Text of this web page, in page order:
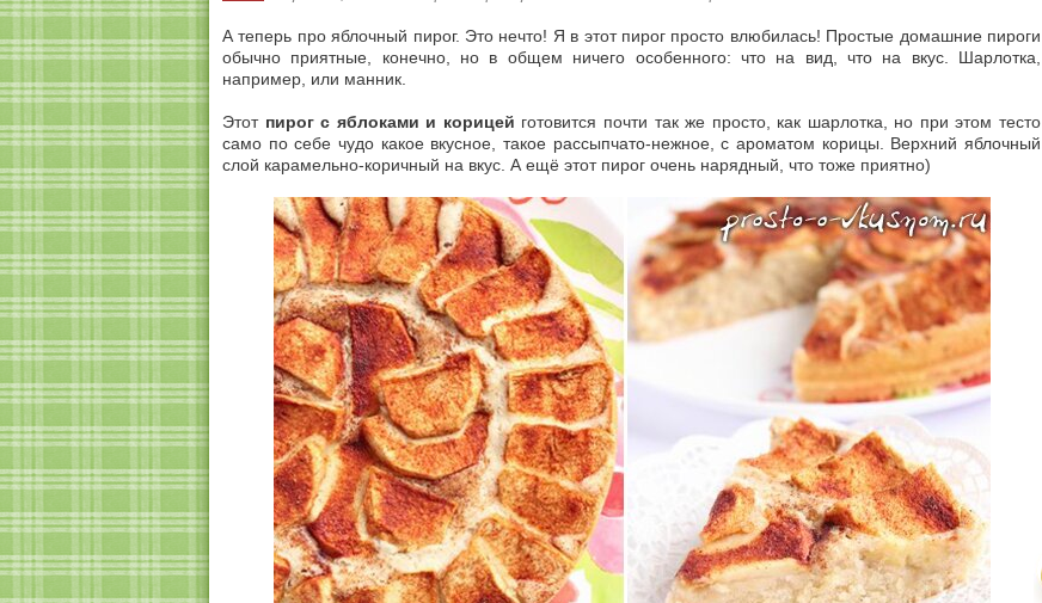
А теперь про яблочный пирог. Это нечто! Я в этот пирог просто влюбилась! Простые домашние пироги
обычно приятные, конечно, но в общем ничего особенного: что на вид, что на вкус. Шарлотка,
например, или манник.
Этот пирог с яблоками и корицей готовится почти так же просто, как шарлотка, но при этом тесто
само по себе чудо какое вкусное, такое рассыпчато-нежное, с ароматом корицы. Верхний яблочный
слой карамельно-коричный на вкус. А ещё этот пирог очень нарядный, что тоже приятно)